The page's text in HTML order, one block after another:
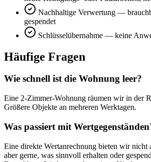
Nachhaltige Verwertung —
gespendet
Schlüsselübernahme — keine
Häufige Fragen
Wie schnell ist die Wohnung leer?
Eine 2-Zimmer-Wohnung räumen wir in der
Größere Objekte an mehreren Werktagen.
Was passiert mit
Eine direkte Wertanrechnung bieten wir
aber gerne, was sinnvoll erhalten oder